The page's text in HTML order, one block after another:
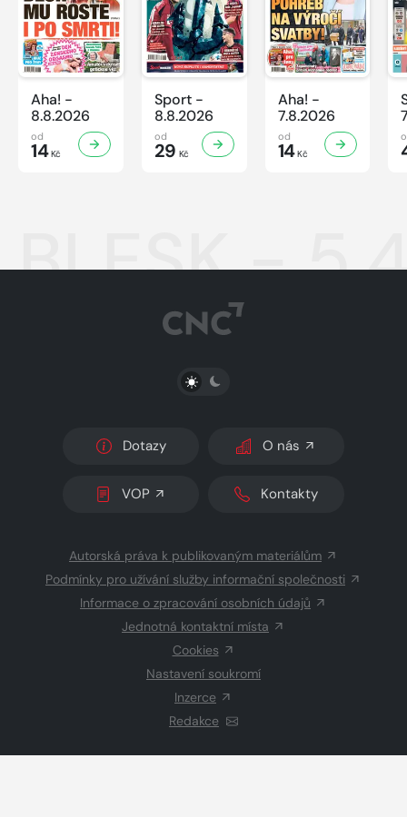
Aha! -
8.8.2026
od
14Kč
Sport -
8.8.2026
od
29 Kč
Aha! -
7.8.2026
od
14Kč
BLESK -
PŘEPNOUT SVĚTLÝ/TMAVÝ REŽIM
Dotazy O nás
VOP Kontakty
Autorská práva k publikovaným materiálům
Podmínky pro užívání služby informační společnosti
Informace o zpracování osobních údajů
Jednotná kontaktní místa
Cookies
Nastavení soukromí
Inzerce
Redakce